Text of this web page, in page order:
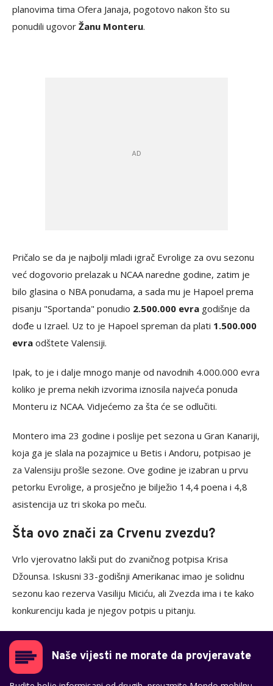
planovima tima Ofera Janaja, pogotovo nakon što su
ponudili ugovor Žanu Monteru.
Pričalo se da je najbolji mladi igrač Evrolige za ovu sezonu
već dogovorio prelazak u NCAA naredne godine, zatim je
bilo glasina o NBA ponudama, a sada mu je Hapoel prema
pisanju "Sportanda" ponudio 2.500.000 evra godišnje da
dođe u Izrael. Uz to je Hapoel spreman da plati 1.500.000
evra odštete Valensiji.
Ipak, to je i dalje mnogo manje od navodnih 4.000.000 evra
koliko je prema nekih izvorima iznosila najveća ponuda
Monteru iz NCAA. Vidjećemo za šta će se odlučiti.
Montero ima 23 godine i poslije pet sezona u Gran Kanariji,
koja ga je slala na pozajmice u Betis i Andoru, potpisao je
za Valensiju prošle sezone. Ove godine je izabran u prvu
petorku Evrolige, a prosječno je bilježio 14,4 poena i 4,8
asistencija uz tri skoka po meču.
Šta ovo znači za Crvenu zvezdu?
Vrlo vjerovatno lakši put do zvaničnog potpisa Krisa
Džounsa. Iskusni 33-godišnji Amerikanac imao je solidnu
sezonu kao rezerva Vasiliju Miciću, ali Zvezda ima i te kako
konkurenciju kada je njegov potpis u pitanju.
Naše vijesti ne morate da provjeravate